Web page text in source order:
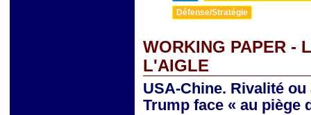
Défense/Stratégie
WORKING PAPER -
L'AIGLE
USA-Chine. Rivalité
Trump face « au piège